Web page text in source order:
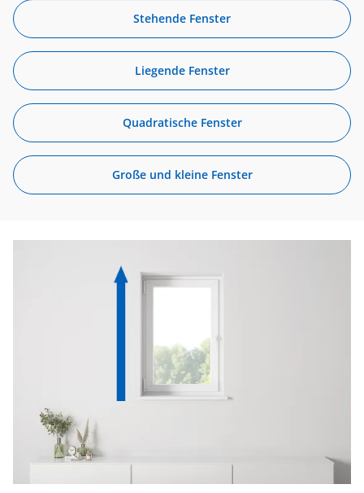
Stehende Fenster
Liegende Fenster
Quadratische Fenster
Große und kleine Fenster